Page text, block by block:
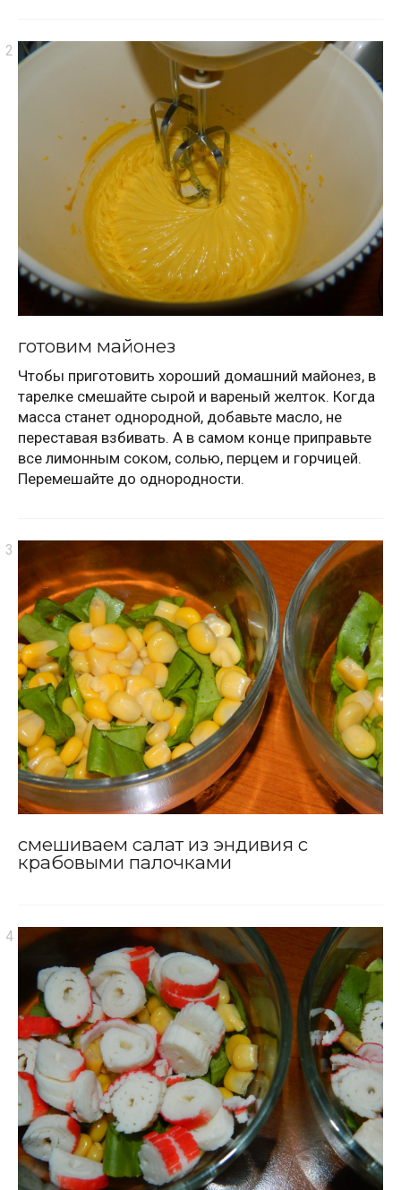
готовим майонез
Чтобы приготовить хороший домашний майонез, в
тарелке смешайте сырой и вареный желток. Когда
масса станет однородной, добавьте масло, не
переставая взбивать. А в самом конце приправьте
все лимонным соком, солью, перцем и горчицей.
Перемешайте до однородности.
смешиваем салат из эндивия с
крабовыми палочками